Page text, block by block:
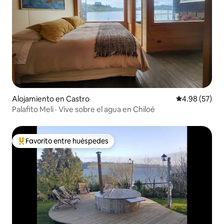
Alojamiento en Castro Calificación
4.98 (57)
Palafito Meli · Vive sobre el agua en Chiloé
Favorito entre huéspedes preferido
Favorito entre huéspedes